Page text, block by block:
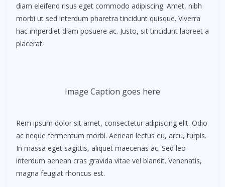
diam eleifend risus eget commodo adipiscing. Amet, nibh
morbi ut sed interdum pharetra tincidunt quisque. Viverra
hac imperdiet diam posuere ac. Justo, sit tincidunt laoreet a
placerat.
Image Caption goes here
Rem ipsum dolor sit amet, consectetur adipiscing elit. Odio
ac neque fermentum morbi. Aenean lectus eu, arcu, turpis.
In massa eget sagittis, aliquet maecenas ac. Sed leo
interdum aenean cras gravida vitae vel blandit. Venenatis,
magna feugiat rhoncus est.